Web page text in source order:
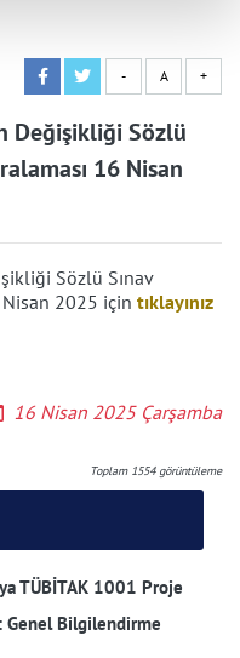
- A +
Değişikliği Sözlü
16 Nisan
Sözlü Sınav
Nisan 2025 için tıklayınız
16 Nisan 2025 Çarşamba
Toplam 1554görüntüleme
TÜBİTAK 1001 Proje
Genel Bilgilendirme